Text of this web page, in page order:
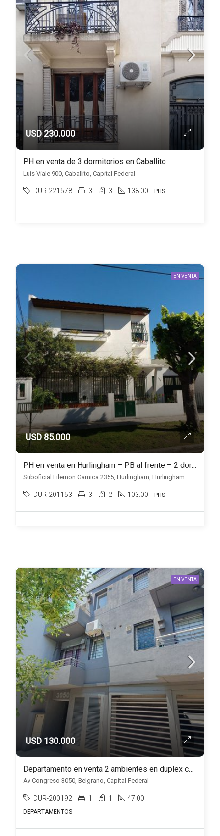
USD 230.000
PH en venta de 3 dormitorios en Caballito
Luis Viale 900, Caballito, Capital Federal
DUR-221578 3 3 138.00 PHS
EN VENTA
USD 85.000
PH en venta en Hurlingham – PB al frente – 2 dormitorios más gran play indep
Suboficial Filemon Garnica 2355, Hurlingham, Hurlingham
DUR-201153 3 2 103.00 PHS
EN VENTA
USD 130.000
Departamento en venta 2 ambientes en duplex con cochera en Belgrano
Av Congreso 3050, Belgrano, Capital Federal
DUR-200192 1 1 47.00
DEPARTAMENTOS